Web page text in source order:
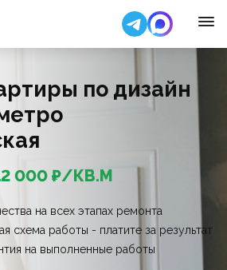
по дизайн
000 ₽/КВ.М
на всех этапах ремонта
схема работы - платите за результат
на выполненные работы